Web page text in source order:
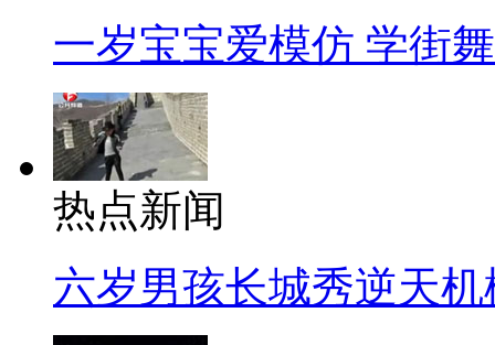
一岁宝宝爱模仿 学街
热点新闻
六岁男孩长城秀逆天机